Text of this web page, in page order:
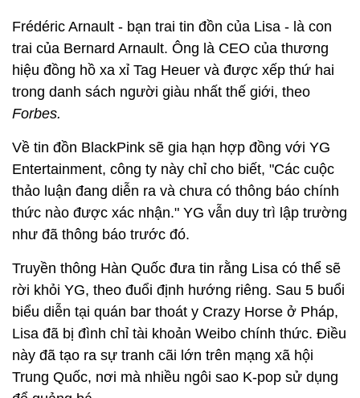
Frédéric Arnault - bạn trai tin đồn của Lisa - là con
trai của Bernard Arnault. Ông là CEO của thương
hiệu đồng hồ xa xỉ Tag Heuer và được xếp thứ hai
trong danh sách người giàu nhất thế giới, theo
Forbes.
Về tin đồn BlackPink sẽ gia hạn hợp đồng với YG
Entertainment, công ty này chỉ cho biết, "Các cuộc
thảo luận đang diễn ra và chưa có thông báo chính
thức nào được xác nhận." YG vẫn duy trì lập trường
như đã thông báo trước đó.
Truyền thông Hàn Quốc đưa tin rằng Lisa có thể sẽ
rời khỏi YG, theo đuổi định hướng riêng. Sau 5 buổi
biểu diễn tại quán bar thoát y Crazy Horse ở Pháp,
Lisa đã bị đình chỉ tài khoản Weibo chính thức. Điều
này đã tạo ra sự tranh cãi lớn trên mạng xã hội
Trung Quốc, nơi mà nhiều ngôi sao K-pop sử dụng